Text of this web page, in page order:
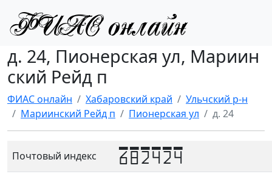
д. 24, Пионерская ул, Мариин
ский Рейд п
ФИАС онлайн Хабаровский край
Ульчский р-н
Мариинский Рейд п
Пионерская ул д. 24
Почтовый индекс 682424